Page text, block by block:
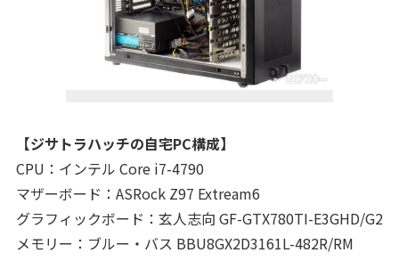
【ジサトラハッチの自宅PC構成】
CPU：インテル Core i7-4790
マザーボード：ASRock Z97 Extream6
グラフィックボード：玄人志向 GF-GTX780TI-E3GHD/G2
メモリー：ブルー・バス BBU8GX2D3161L-482R/RM